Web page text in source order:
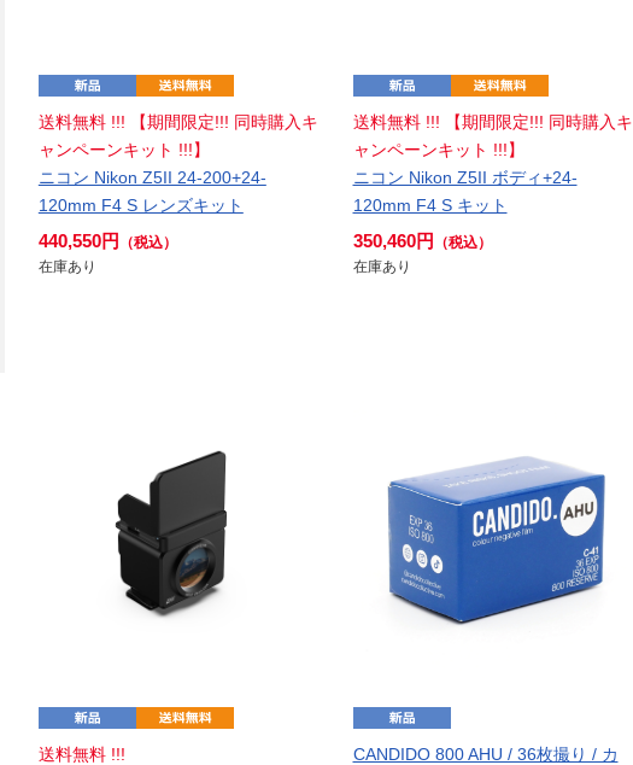
送料無料 !!! 【期間限定!!! 同時購入キ
ャンペーンキット !!!】
ニコン Nikon Z5II 24-200+24-
120mm F4 S レンズキット
440,550円
（税込）
在庫あり
送料無料 !!! 【期間限定!!! 同時購入キ
ャンペーンキット !!!】
ニコン Nikon Z5II ボディ+24-
120mm F4 S キット
350,460円
（税込）
在庫あり
送料無料 !!!
CANDIDO 800 AHU / 36枚撮り / カ